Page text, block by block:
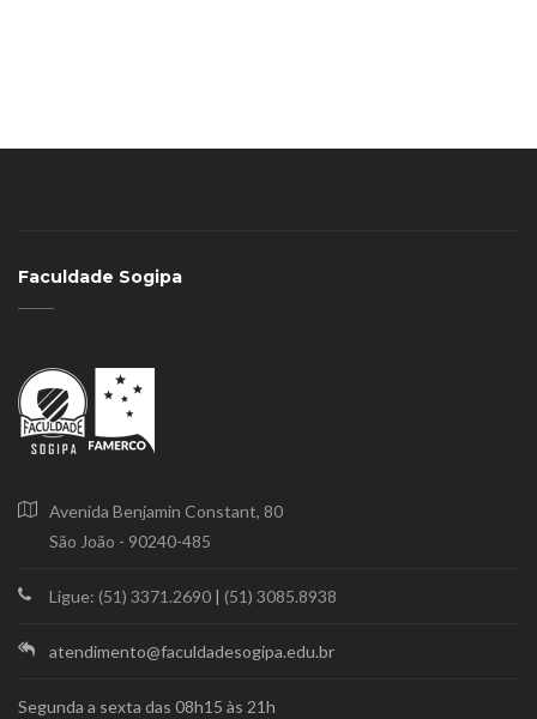
Faculdade Sogipa
Avenida Benjamin Constant, 80
São João - 90240-485
Ligue: (51) 3371.2690 | (51) 3085.8938
atendimento@faculdadesogipa.edu.br
Segunda a sexta das 08h15 às 21h